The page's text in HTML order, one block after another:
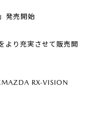
発売開始
より充実させて販売開
MAZDA RX-VISION